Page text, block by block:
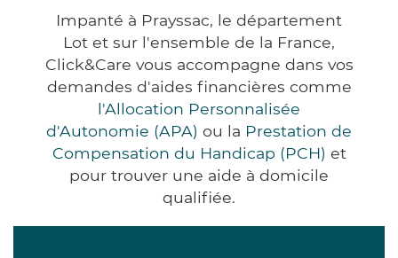
Impanté à Prayssac, le département
Lot et sur l'ensemble de la France,
Click&Care vous accompagne dans vos
demandes d'aides financières comme
l'Allocation Personnalisée
d'Autonomie (APA) ou la Prestation de
Compensation du Handicap (PCH) et
pour trouver une aide à domicile
qualifiée.